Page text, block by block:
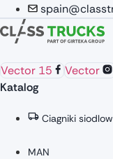
Vector 15 Vector
Katalog
Ciagniki
MAN